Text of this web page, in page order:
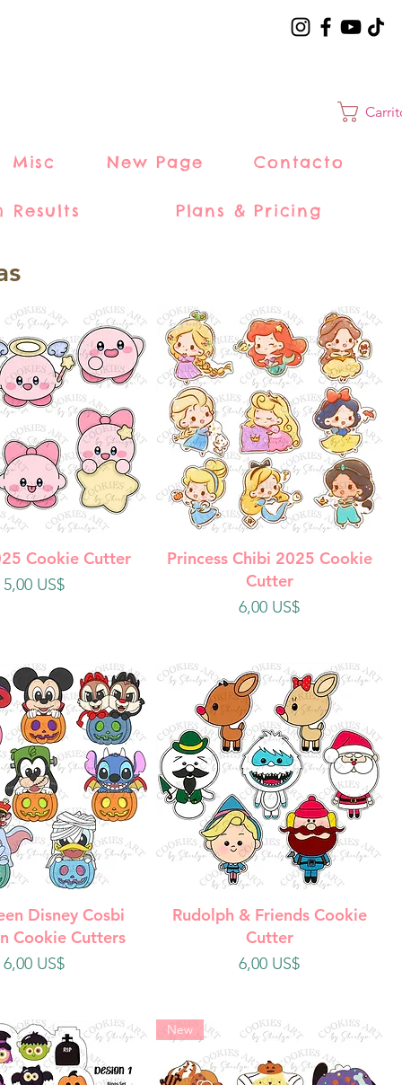
Misc New Page Contacto
Results Plans & Pricing
rápida
Cookie Cutter
Precio
5,00 US$
Vista rápida
Princess Chibi 2025 Cookie
Cutter
Precio
6,00 US$
rápida
Disney Cosbi
Cookie Cutters
Precio
6,00 US$
Vista rápida
Rudolph & Friends Cookie
Cutter
Precio
6,00 US$
New